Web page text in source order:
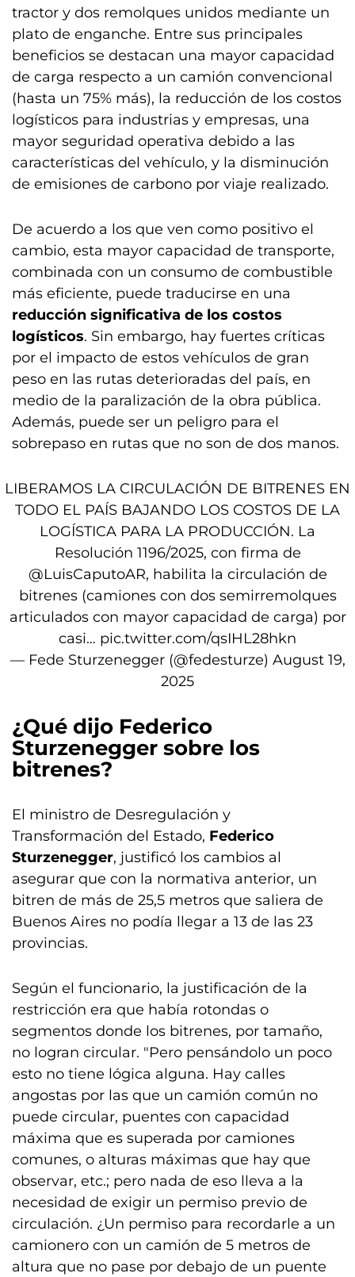
tractor y dos remolques unidos mediante un
plato de enganche. Entre sus principales
beneficios se destacan una mayor capacidad
de carga respecto a un camión convencional
(hasta un 75% más), la reducción de los costos
logísticos para industrias y empresas, una
mayor seguridad operativa debido a las
características del vehículo, y la disminución
de emisiones de carbono por viaje realizado.
De acuerdo a los que ven como positivo el
cambio, esta mayor capacidad de transporte,
combinada con un consumo de combustible
más eficiente, puede traducirse en una
reducción significativa de los costos
logísticos. Sin embargo, hay fuertes críticas
por el impacto de estos vehículos de gran
peso en las rutas deterioradas del país, en
medio de la paralización de la obra pública.
Además, puede ser un peligro para el
sobrepaso en rutas que no son de dos manos.
LIBERAMOS LA CIRCULACIÓN DE BITRENES EN
TODO EL PAÍS BAJANDO LOS COSTOS DE LA
LOGÍSTICA PARA LA PRODUCCIÓN. La
Resolución 1196/2025, con firma de
@LuisCaputoAR, habilita la circulación de
bitrenes (camiones con dos semirremolques
articulados con mayor capacidad de carga) por
casi… pic.twitter.com/qsIHL28hkn
— Fede Sturzenegger (@fedesturze) August 19,
2025
¿Qué dijo Federico
Sturzenegger sobre los
bitrenes?
El ministro de Desregulación y
Transformación del Estado, Federico
Sturzenegger, justificó los cambios al
asegurar que con la normativa anterior, un
bitren de más de 25,5 metros que saliera de
Buenos Aires no podía llegar a 13 de las 23
provincias.
Según el funcionario, la justificación de la
restricción era que había rotondas o
segmentos donde los bitrenes, por tamaño,
no logran circular. "Pero pensándolo un poco
esto no tiene lógica alguna. Hay calles
angostas por las que un camión común no
puede circular, puentes con capacidad
máxima que es superada por camiones
comunes, o alturas máximas que hay que
observar, etc.; pero nada de eso lleva a la
necesidad de exigir un permiso previo de
circulación. ¿Un permiso para recordarle a un
camionero con un camión de 5 metros de
altura que no pase por debajo de un puente